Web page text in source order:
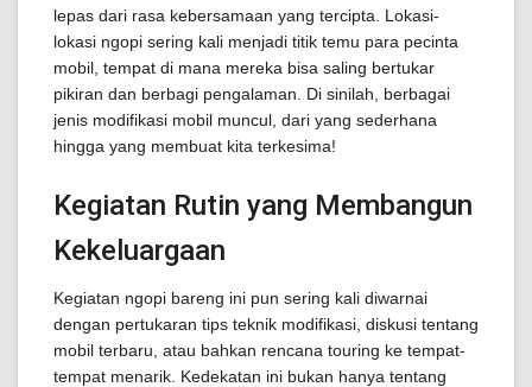
lepas dari rasa kebersamaan yang tercipta. Lokasi-
lokasi ngopi sering kali menjadi titik temu para pecinta
mobil, tempat di mana mereka bisa saling bertukar
pikiran dan berbagi pengalaman. Di sinilah, berbagai
jenis modifikasi mobil muncul, dari yang sederhana
hingga yang membuat kita terkesima!
Kegiatan Rutin yang Membangun
Kekeluargaan
Kegiatan ngopi bareng ini pun sering kali diwarnai
dengan pertukaran tips teknik modifikasi, diskusi tentang
mobil terbaru, atau bahkan rencana touring ke tempat-
tempat menarik. Kedekatan ini bukan hanya tentang